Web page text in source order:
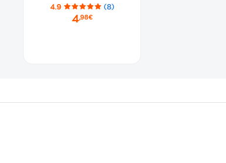
4.9 (8)
4,98€